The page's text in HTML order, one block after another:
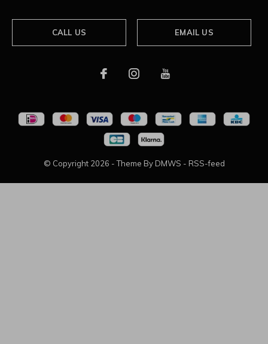
CALL US EMAIL US
© Copyright 2026 - Theme By DMWS - RSS-feed